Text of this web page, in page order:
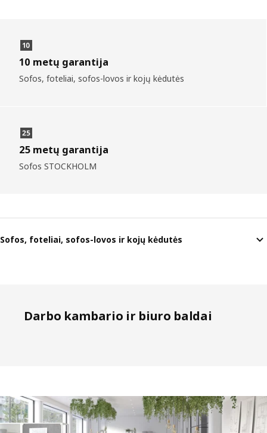
10 metų garantija
Sofos, foteliai, sofos-lovos ir kojų kėdutės
25 metų garantija
Sofos STOCKHOLM
Sofos, foteliai, sofos-lovos ir kojų kėdutės
Darbo kambario ir biuro baldai